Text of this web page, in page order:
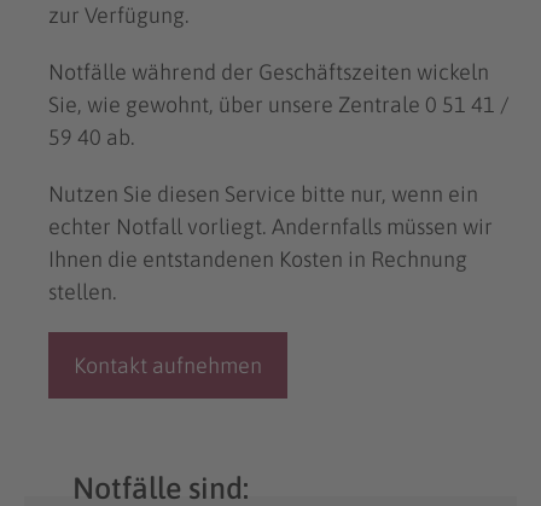
zur Verfügung.
Notfälle während der Geschäftszeiten wickeln
Sie, wie gewohnt, über unsere Zentrale 0 51 41 /
59 40 ab.
Nutzen Sie diesen Service bitte nur, wenn ein
echter Notfall vorliegt. Andernfalls müssen wir
Ihnen die entstandenen Kosten in Rechnung
stellen.
Kontakt aufnehmen
Notfälle sind: